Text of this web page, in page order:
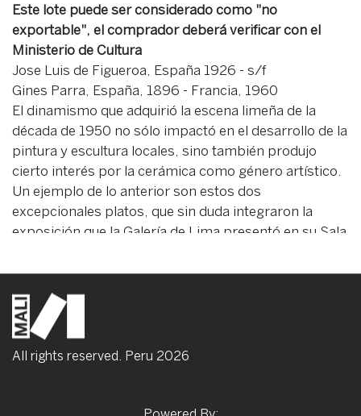
Este lote puede ser considerado como "no
exportable", el comprador deberá verificar con el
Ministerio de Cultura
Jose Luis de Figueroa, España 1926 - s/f
Gines Parra, España, 1896 - Francia, 1960
El dinamismo que adquirió la escena limeña de la
década de 1950 no sólo impactó en el desarrollo de la
pintura y escultura locales, sino también produjo
cierto interés por la cerámica como género artístico.
Un ejemplo de lo anterior son estos dos
excepcionales platos, que sin duda integraron la
exposición que la Galería de Lima presentó en su Sala
al público de la capital un conjunto de cerámicas
elaboradas por Ginés Parra, José Luis Figueroa y
Víctor Palmeiro, artistas españoles formados en
París e instalados en Lima en aquel momento.
Condition
All rights reserved. Peru 2026